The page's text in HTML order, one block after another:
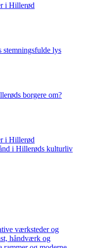
i Hillerød
lys
borgere om?
i Hillerød
i Hillerøds kulturliv
værksteder og
håndværk og